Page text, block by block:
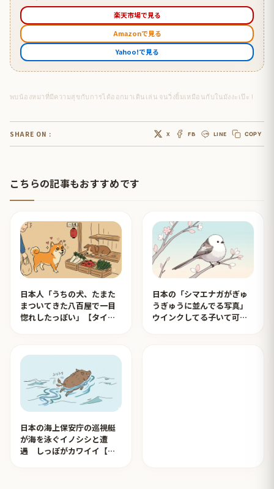
楽天市場で見る
Amazonで見る
Yahoo!で見る
พบน้องหมาที่มีความสุขกับการได้ออกมาเดินเล่น​ จนวิ่งยิ้มเหมือนกับในมังงะเป๊ะ !
SHARE ON : X FB LINE COPY
こちらの記事もおすすめです
日本人「うちの犬、たまた
まついてきた八百屋で一目
惚れしたっぽい」【タイ人
日本の「シマエナガがぎゅ
うぎゅうに並んでる写真」
ウインクしてる子いて可愛
日本の海上保安庁の巡視艇
が海を泳ぐイノシシと遭
遇 しっぽがカワイイ【タ